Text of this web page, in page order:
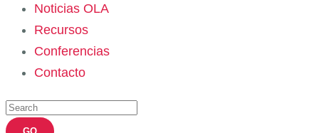
Noticias OLA
Recursos
Conferencias
Contacto